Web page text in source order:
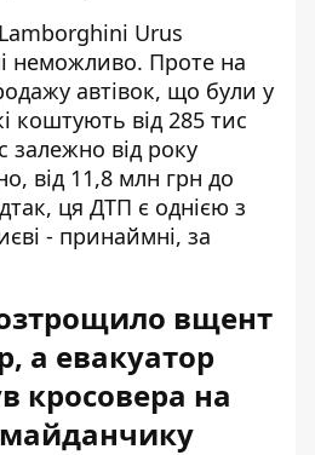
Urus
неможливо. Проте на
автівок, що були у
коштують від 285 тис
залежно від року
від 11,8 млн грн до
ця ДТП є однією з
- принаймні, за
вщент
а евакуатор
кросовера на